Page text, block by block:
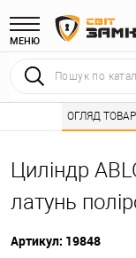
МЕНЮ
Інтернет магазин
Циліндр
латунь
Артикул: 19848
ОГЛЯД